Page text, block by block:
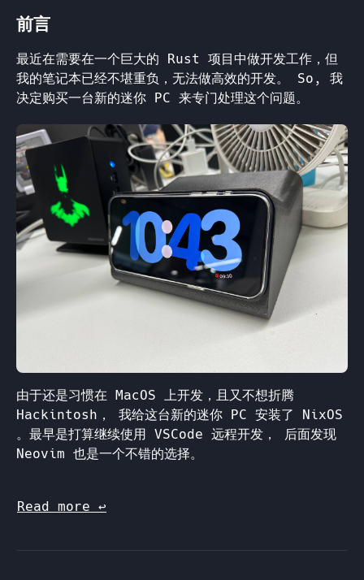
前言
最近在需要在一个巨大的 Rust 项目中做开发工作，但
我的笔记本已经不堪重负，无法做高效的开发。 So, 我
决定购买一台新的迷你 PC 来专门处理这个问题。
由于还是习惯在 MacOS 上开发，且又不想折腾
Hackintosh， 我给这台新的迷你 PC 安装了 NixOS
。最早是打算继续使用 VSCode 远程开发， 后面发现
Neovim 也是一个不错的选择。
Read more ↩︎